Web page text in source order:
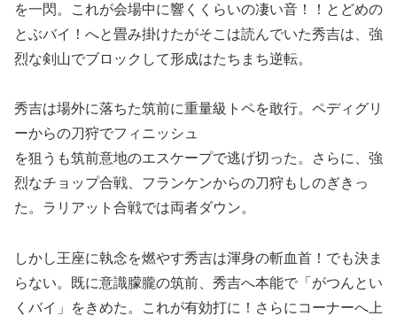
を一閃。これが会場中に響くくらいの凄い音！！とどめの
とぶバイ！へと畳み掛けたがそこは読んでいた秀吉は、強
烈な剣山でブロックして形成はたちまち逆転。
秀吉は場外に落ちた筑前に重量級トペを敢行。ペディグリ
ーからの刀狩でフィニッシュ
を狙うも筑前意地のエスケープで逃げ切った。さらに、強
烈なチョップ合戦、フランケンからの刀狩もしのぎきっ
た。ラリアット合戦では両者ダウン。
しかし王座に執念を燃やす秀吉は渾身の斬血首！でも決ま
らない。既に意識朦朧の筑前、秀吉へ本能で「がつんとい
くバイ」をきめた。これが有効打に！さらにコーナーへ上